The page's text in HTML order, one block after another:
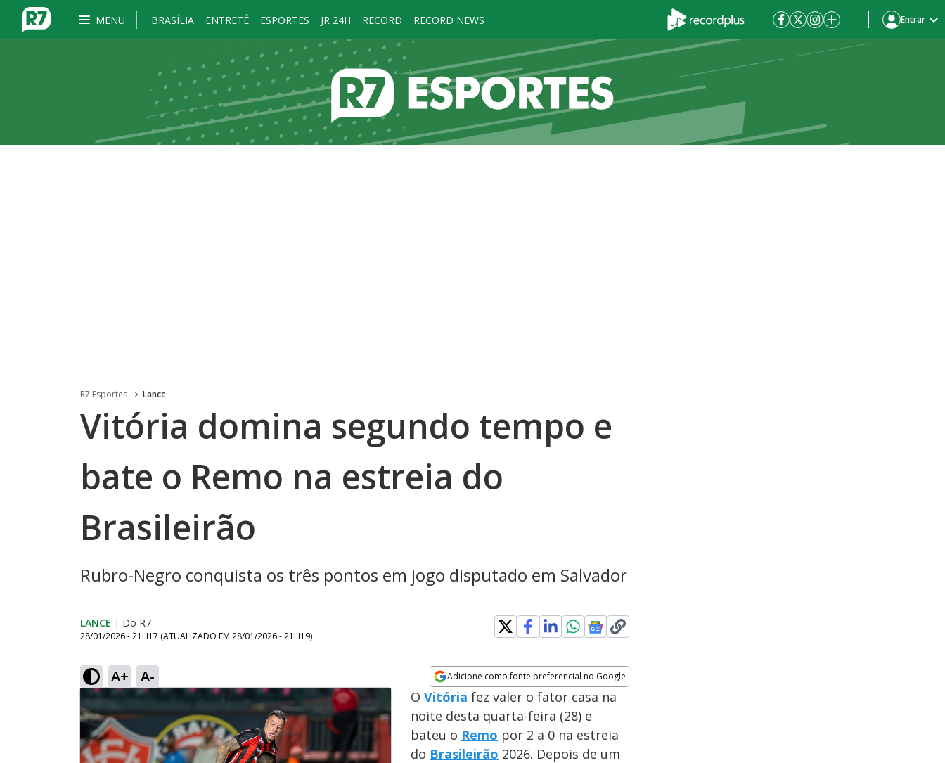
MENU BRASÍLIA ENTRETÊ ESPORTES JR 24H RECORD RECORD NEWS Entrar
R7 Esportes Lance
Vitória domina segundo tempo e
bate o Remo na estreia do
Brasileirão
Rubro-Negro conquista os três pontos em jogo disputado em Salvador
LANCE | Do R7
28/01/2026 - 21H17 (ATUALIZADO EM 28/01/2026 - 21H19)
A+ A- Adicione como fonte preferencial no Google
Opens in new window
O Vitória fez valer o fator casa na
noite desta quarta-feira (28) e
bateu o Remo por 2 a 0 na estreia
do Brasileirão 2026. Depois de um